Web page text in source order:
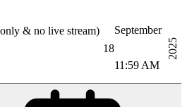
18
September
11:59 AM
2025
& no live stream)